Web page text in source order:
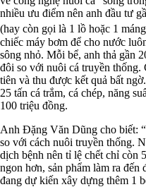
nhiều ưu điểm nên anh đầu tư
(hay còn gọi là 1 lồ hoặc 1
chiếc máy bơm để cho nước
sông nhỏ. Mỗi bể, anh thả gần
đôi so với nuôi cá truyền thống.
tiên và thu được kết quả bất
25 tấn cá trắm, cá chép, năng
100 triệu đồng.
Anh Đặng Văn Dũng cho biết:
so với cách nuôi truyền thống.
dịch bệnh nên tỉ lệ chết chỉ còn
ngon hơn, sản phẩm làm ra đến
đang dự kiến xây dựng thêm 1